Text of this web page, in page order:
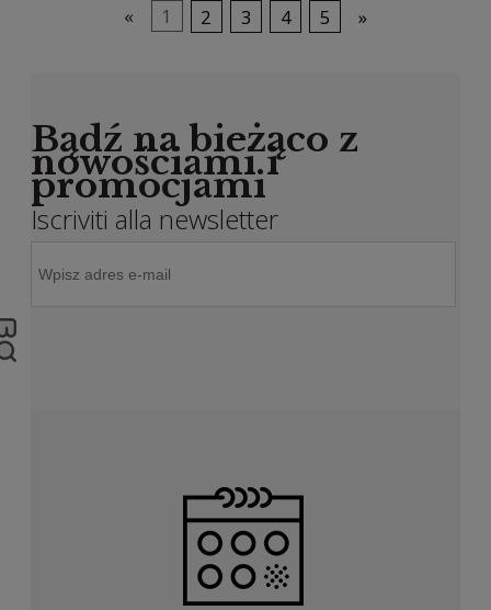
« 1 2 3 4 5 »
Bądź na bieżąco z
nowościami i
promocjami
Iscriviti alla newsletter